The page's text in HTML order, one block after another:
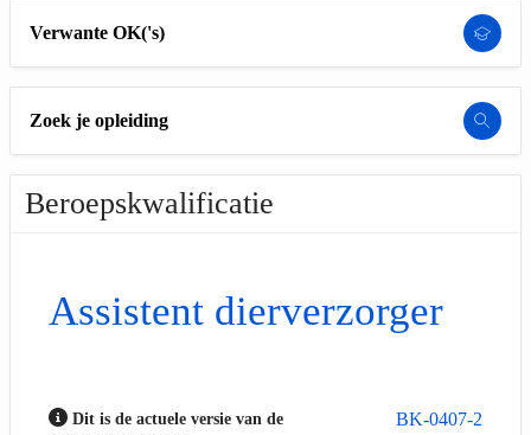
Verwante OK('s)
Zoek je opleiding
Beroepskwalificatie
Assistent dierverzorger
BK-0407-2
Dit is de actuele versie van de